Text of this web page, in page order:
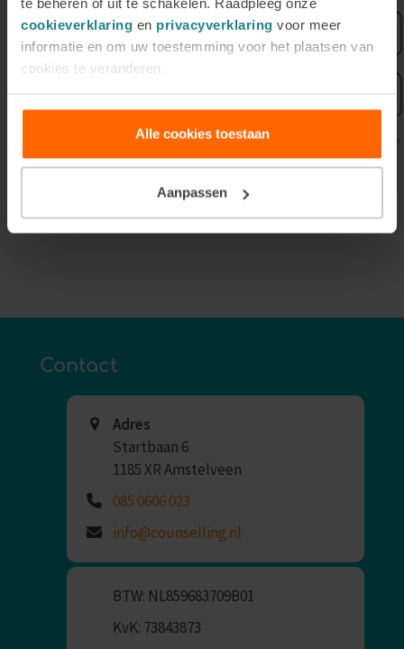
cookieverklaring en privacyverklaring voor meer
informatie en om uw toestemming voor het plaatsen van
cookies te veranderen.
Alle cookies toestaan
Aanpassen
Achternaam
Uw gegevens worden gebruikt voor het versturen van onze nieuwsbrief zoals omschreven in
Contact
Adres
Startbaan 6
1185 XR Amstelveen
085 0606 023
info@counselling.nl
BTW: NL859683709B01
KvK: 73843873